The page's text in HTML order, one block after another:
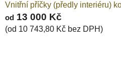
Vnitřní příčky (předly interiéru)
od 13 000 Kč
(od 10 743,80 Kč bez DPH)